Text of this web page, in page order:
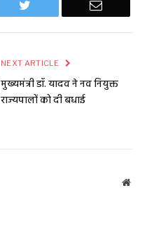
Twitter Email
NEXT ARTICLE
मुख्यमंत्री डॉ. यादव ने नव नियुक्त
राज्यपालों को दी बधाई